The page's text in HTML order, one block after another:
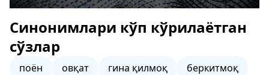
Синонимлари кўп кўрилаётган
сўзлар
поён овқат гина қилмоқ
беркитмоқ